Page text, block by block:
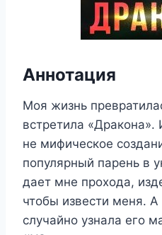
Аннотация
Моя жизнь
встретила
не мифическое
популярный парень в
дает мне прохода,
чтобы извести меня. А
случайно узнала его